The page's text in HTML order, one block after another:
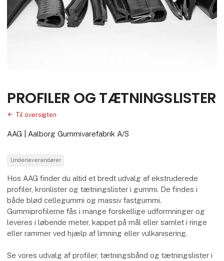
PROFILER OG TÆTNINGSLISTER
Til oversigten
AAG | Aalborg Gummivarefabrik A/S
Underleverandører
Hos AAG finder du altid et bredt udvalg af ekstruderede
profiler, kronlister og tætningslister i gummi. De findes i
både blød cellegummi og massiv fastgummi.
Gummiprofilerne fås i mange forskellige udformninger og
leveres i løbende meter, kappet på mål eller samlet i ringe
eller rammer ved hjælp af limning eller vulkanisering.
Se vores udvalg af profiler, tætningsbånd og tætningslister i